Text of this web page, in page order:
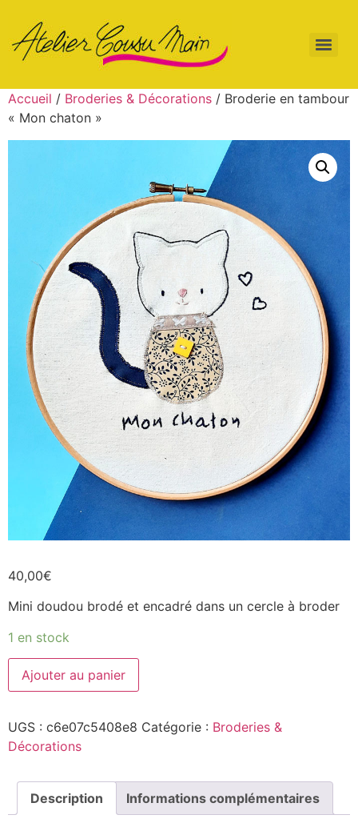
Accueil / Broderies & Décorations / Broderie en tambour
« Mon chaton »
40,00€
Mini doudou brodé et encadré dans un cercle à broder
1 en stock
Ajouter au panier
UGS : c6e07c5408e8 Catégorie : Broderies &
Décorations
Description Informations complémentaires